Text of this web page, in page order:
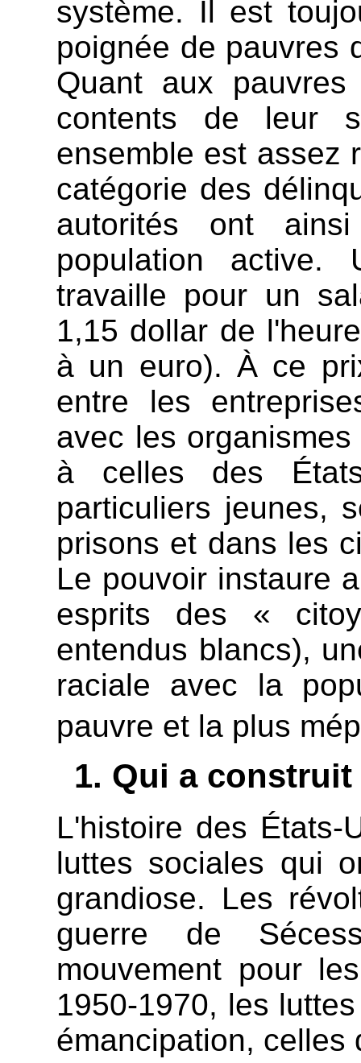
système. Il est
poignée de pauvres
Quant aux
contents de leur
ensemble est assez
catégorie des
autorités ont
population active.
travaille pour un
1,15 dollar de
à un euro). À ce
entre les
avec les
à celles des
particuliers jeunes,
prisons et dans les
Le pouvoir instaure
esprits des «
entendus blancs),
raciale avec la
pauvre et la plus
Qui a
L'histoire des États-
luttes sociales qui
grandiose. Les
guerre de
mouvement pour
1950-1970, les
émancipation, celles